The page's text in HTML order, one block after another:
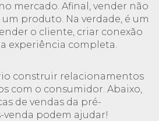
mercado. Afinal, vender não
produto. Na verdade, é um
o cliente, criar conexão
experiência completa.
construir relacionamentos
com o consumidor. Abaixo,
de vendas da pré-
podem ajudar!